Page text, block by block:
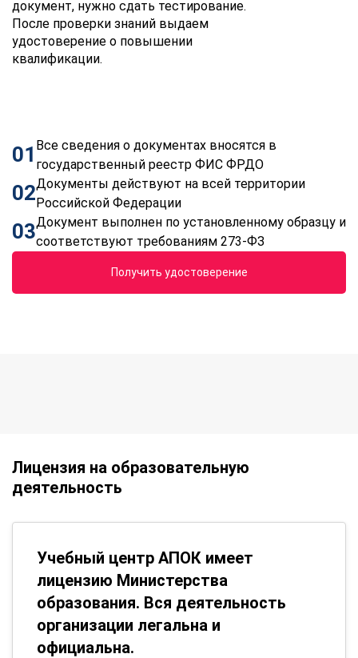
документ, нужно сдать тестирование.
После проверки знаний выдаем
удостоверение о повышении
квалификации.
01 Все сведения о документах вносятся в
государственный реестр ФИС ФРДО
02Документы действуют на всей территории
Российской Федерации
03Документ выполнен по установленному образцу и
соответствуют требованиям 273-ФЗ
Получить удостоверение
Лицензия на образовательную
деятельность
Учебный центр АПОК имеет
лицензию Министерства
образования. Вся деятельность
организации легальна и
официальна.